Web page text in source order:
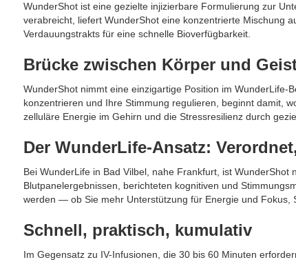
WunderShot ist eine gezielte injizierbare Formulierung zur
verabreicht, liefert WunderShot eine konzentrierte Mischung
Verdauungstrakts für eine schnelle Bioverfügbarkeit.
Brücke zwischen Körper und
WunderShot nimmt eine einzigartige Position im
konzentrieren und Ihre Stimmung regulieren, beginnt damit,
zelluläre Energie im Gehirn und die Stressresilienz durch
Der WunderLife-Ansatz:
Bei WunderLife in Bad Vilbel, nahe Frankfurt, ist
Blutpanelergebnissen, berichteten kognitiven und
werden — ob Sie mehr Unterstützung für Energie und Fokus,
Schnell, praktisch, kumulativ
Im Gegensatz zu IV-Infusionen, die 30 bis 60 Minuten